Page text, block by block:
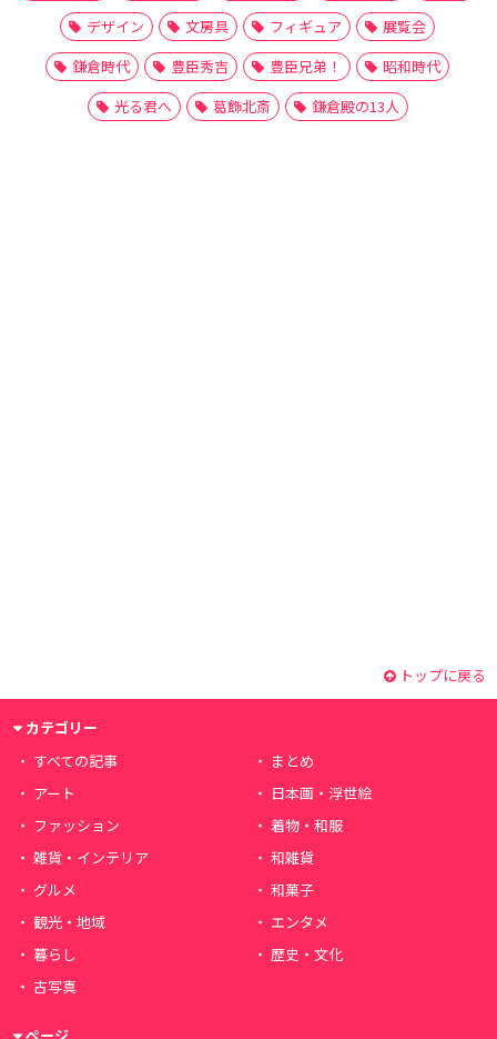
デザイン
文房具 フィギュア
展覧会
鎌倉時代
豊臣秀吉 豊臣兄弟！
昭和時代
光る君へ
葛飾北斎 鎌倉殿の13人
トップに戻る
カテゴリー
すべての記事
まとめ
アート
日本画・浮世絵
ファッション
着物・和服
雑貨・インテリア
和雑貨
グルメ
和菓子
観光・地域
エンタメ
暮らし
歴史・文化
古写真